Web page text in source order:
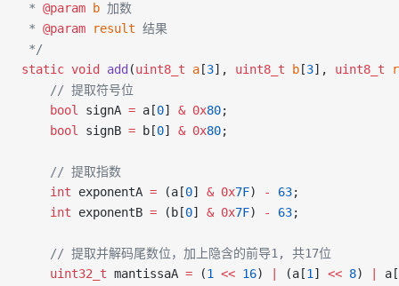
* @param b 加数
* @param result 结果
*/
static void add (uint8_t a [3], uint8_t b [3], uint8_t
    // 提取符号位
    bool
signA = a[0] & 0x80;
    bool
signB = b[0] & 0x80;
    // 提取指数
    int
exponentA = (a[0] & 0x7F) - 63;
    int
exponentB = (b[0] & 0x7F) - 63;
    // 提取并解码尾数位，加上隐含的前导1, 共17位
    uint32_t
mantissaA = (1 << 16) (a[1] << 8)
a[